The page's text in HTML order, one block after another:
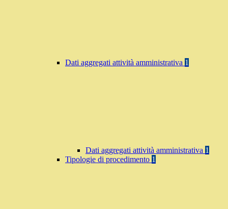
Dati aggregati attività amministrativa 1
Dati aggregati attività amministrativa 1
Tipologie di procedimento 1